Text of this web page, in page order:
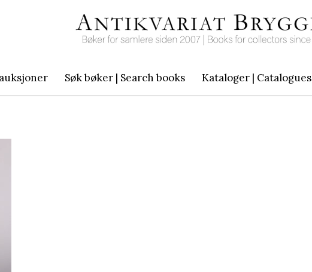
Søk bøker | Search books Kataloger | Catalogues